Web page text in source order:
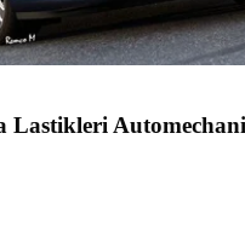
Lastikleri